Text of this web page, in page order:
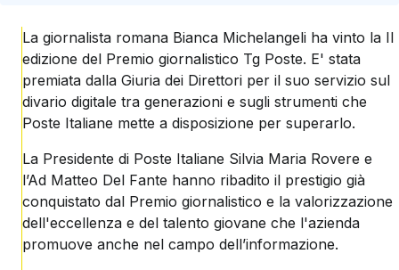
La giornalista romana Bianca Michelangeli ha vinto la II
edizione del Premio giornalistico Tg Poste. E' stata
premiata dalla Giuria dei Direttori per il suo servizio sul
divario digitale tra generazioni e sugli strumenti che
Poste Italiane mette a disposizione per superarlo.
La Presidente di Poste Italiane Silvia Maria Rovere e
l’Ad Matteo Del Fante hanno ribadito il prestigio già
conquistato dal Premio giornalistico e la valorizzazione
dell'eccellenza e del talento giovane che l'azienda
promuove anche nel campo dell’informazione.